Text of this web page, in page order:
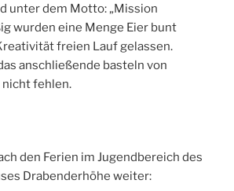
unter dem Motto: „Mission
wurden eine Menge Eier bunt
freien Lauf gelassen.
anschließende basteln von
nicht fehlen.
den Ferien im Jugendbereich des
Drabenderhöhe weiter: